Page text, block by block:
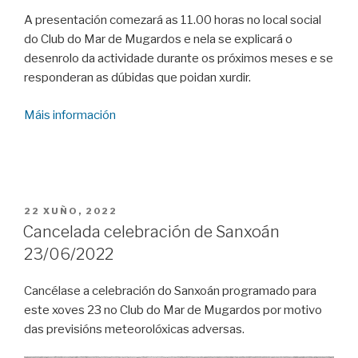
A presentación comezará as 11.00 horas no local social
do Club do Mar de Mugardos e nela se explicará o
desenrolo da actividade durante os próximos meses e se
responderan as dúbidas que poidan xurdir.
Máis información
POSTED
ON
22 XUÑO, 2022
Cancelada celebración de Sanxoán
23/06/2022
Cancélase a celebración do Sanxoán programado para
este xoves 23 no Club do Mar de Mugardos por motivo
das previsións meteorolóxicas adversas.